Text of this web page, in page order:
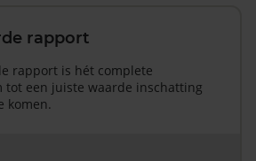
rapport
rapport is hét complete
tot een juiste waarde inschatting
komen.